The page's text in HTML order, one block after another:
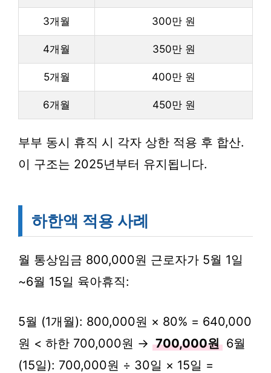
3개월 300만 원
4개월 350만 원
5개월 400만 원
6개월 450만 원
부부 동시 휴직 시 각자 상한 적용 후 합산.
이 구조는 2025년부터 유지됩니다.
하한액 적용 사례
월 통상임금 800,000원 근로자가 5월 1일
~6월 15일 육아휴직:
5월 (1개월): 800,000원 × 80% = 640,000
원 < 하한 700,000원 → 700,000원 6월
(15일): 700,000원 ÷ 30일 × 15일 =